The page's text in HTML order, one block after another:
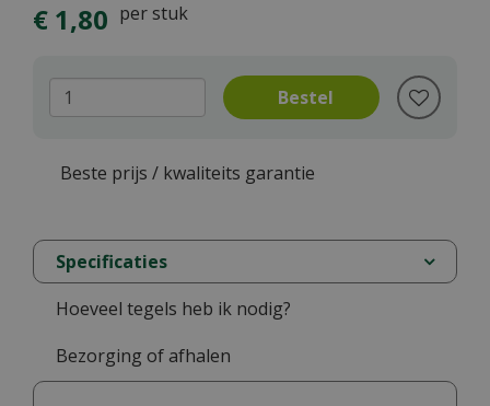
€ 1,80 per stuk
Beste prijs / kwaliteits garantie
Specificaties
Hoeveel tegels heb ik nodig?
Bezorging of afhalen